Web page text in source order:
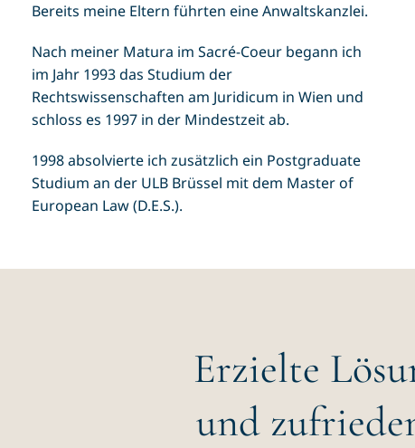
Bereits meine Eltern führten eine Anwaltskanzlei.
Nach meiner Matura im Sacré-Coeur begann ich
im Jahr 1993 das Studium der
Rechtswissenschaften am Juridicum in Wien und
schloss es 1997 in der Mindestzeit ab.
1998 absolvierte ich zusätzlich ein Postgraduate
Studium an der ULB Brüssel mit dem Master of
European Law (D.E.S.).
Erzielte
und